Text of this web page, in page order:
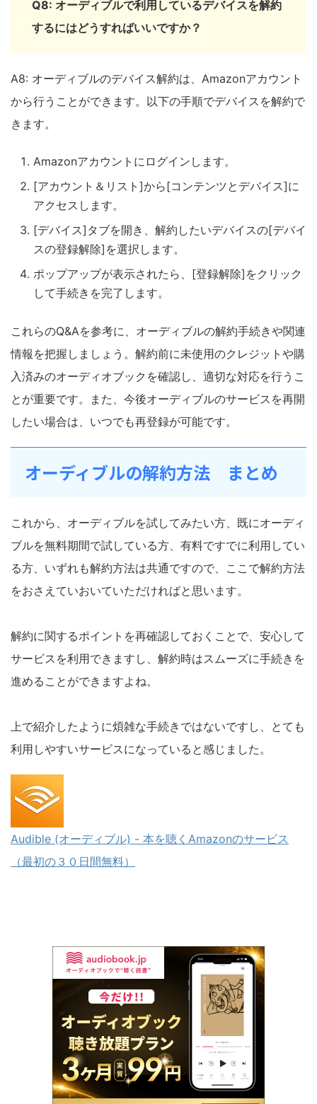
Q8: オーディブルで利用しているデバイスを解約
するにはどうすればいいですか？
A8: オーディブルのデバイス解約は、Amazonアカウント
から行うことができます。以下の手順でデバイスを解約で
きます。
Amazonアカウントにログインします。
[アカウント＆リスト]から[コンテンツとデバイス]に
アクセスします。
[デバイス]タブを開き、解約したいデバイスの[デバイ
スの登録解除]を選択します。
ポップアップが表示されたら、[登録解除]をクリック
して手続きを完了します。
これらのQ&Aを参考に、オーディブルの解約手続きや関連
情報を把握しましょう。解約前に未使用のクレジットや購
入済みのオーディオブックを確認し、適切な対応を行うこ
とが重要です。また、今後オーディブルのサービスを再開
したい場合は、いつでも再登録が可能です。
オーディブルの解約方法 まとめ
これから、オーディブルを試してみたい方、既にオーディ
ブルを無料期間で試している方、有料ですでに利用してい
る方、いずれも解約方法は共通ですので、ここで解約方法
をおさえていおいていただければと思います。
解約に関するポイントを再確認しておくことで、安心して
サービスを利用できますし、解約時はスムーズに手続きを
進めることができますよね。
上で紹介したように煩雑な手続きではないですし、とても
利用しやすいサービスになっていると感じました。
Audible (オーディブル) - 本を聴くAmazonのサービス
（最初の３０日間無料）